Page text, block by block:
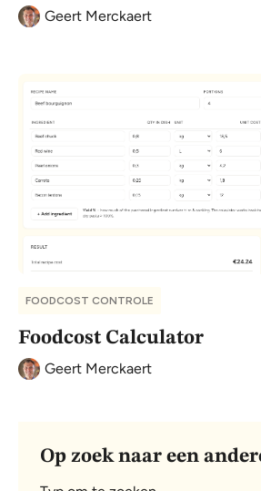
Geert Merckaert
FOODCOST CONTROLE
Foodcost Calculator
Geert Merckaert
Op zoek naar een